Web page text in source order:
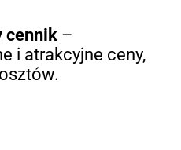
cennik–
i atrakcyjne ceny,